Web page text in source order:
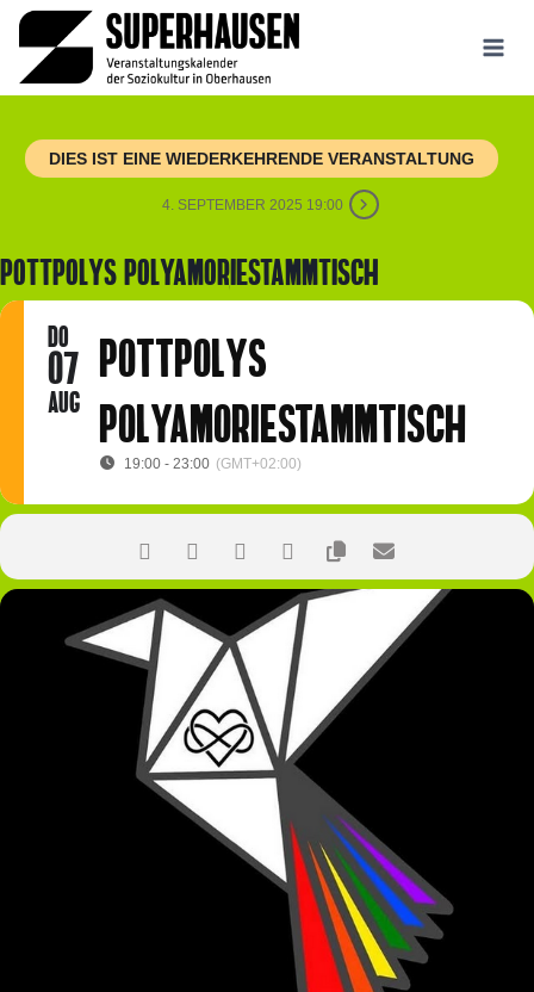
Zum
Inhalt
springen
DIES IST EINE WIEDERKEHRENDE VERANSTALTUNG
4. SEPTEMBER 2025 19:00
POTTPOLYS POLYAMORIESTAMMTISCH
DO
07
AUG
POTTPOLYS
POLYAMORIESTAMMTISCH
19:00 - 23:00 (GMT+02:00)